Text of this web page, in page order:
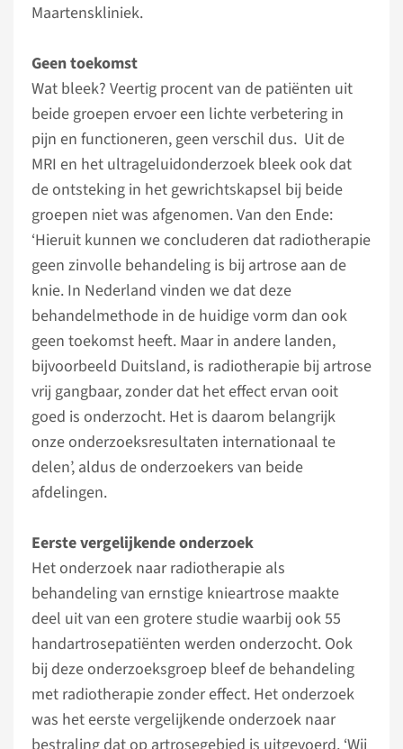
Maartenskliniek.
Geen toekomst
Wat bleek? Veertig procent van de patiënten uit
beide groepen ervoer een lichte verbetering in
pijn en functioneren, geen verschil dus. Uit de
MRI en het ultrageluidonderzoek bleek ook dat
de ontsteking in het gewrichtskapsel bij beide
groepen niet was afgenomen. Van den Ende:
‘Hieruit kunnen we concluderen dat radiotherapie
geen zinvolle behandeling is bij artrose aan de
knie. In Nederland vinden we dat deze
behandelmethode in de huidige vorm dan ook
geen toekomst heeft. Maar in andere landen,
bijvoorbeeld Duitsland, is radiotherapie bij artrose
vrij gangbaar, zonder dat het effect ervan ooit
goed is onderzocht. Het is daarom belangrijk
onze onderzoeksresultaten internationaal te
delen’, aldus de onderzoekers van beide
afdelingen.
Eerste vergelijkende onderzoek
Het onderzoek naar radiotherapie als
behandeling van ernstige knieartrose maakte
deel uit van een grotere studie waarbij ook 55
handartrosepatiënten werden onderzocht. Ook
bij deze onderzoeksgroep bleef de behandeling
met radiotherapie zonder effect. Het onderzoek
was het eerste vergelijkende onderzoek naar